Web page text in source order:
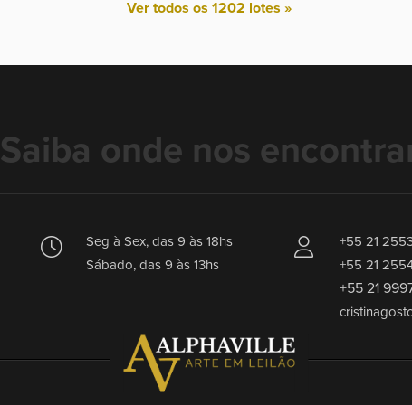
Ver todos os 1202 lotes »
Saiba onde nos
Seg à Sex, das 9 às 18hs
Sábado, das 9 às 13hs
+55 21
+55 21
+55 21